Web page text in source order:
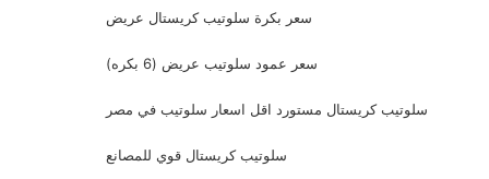
سعر بكرة سلوتيب كريستال عريض
سعر عمود سلوتيب عريض (6 بكره)
سلوتيب كريستال مستورد اقل اسعار سلوتيب في مصر
سلوتيب كريستال قوي للمصانع